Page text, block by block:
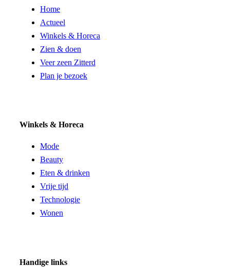
Home
Actueel
Winkels & Horeca
Zien & doen
Veer zeen Zitterd
Plan je bezoek
Winkels & Horeca
Mode
Beauty
Eten & drinken
Vrije tijd
Technologie
Wonen
Handige links